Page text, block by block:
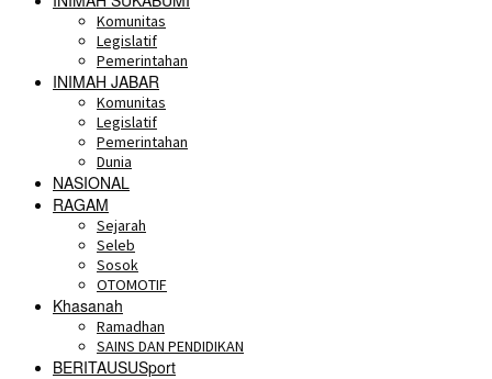
Komunitas
Legislatif
Pemerintahan
INIMAH JABAR
Komunitas
Legislatif
Pemerintahan
Dunia
NASIONAL
RAGAM
Sejarah
Seleb
Sosok
OTOMOTIF
Khasanah
Ramadhan
SAINS DAN PENDIDIKAN
BERITAUSUSport